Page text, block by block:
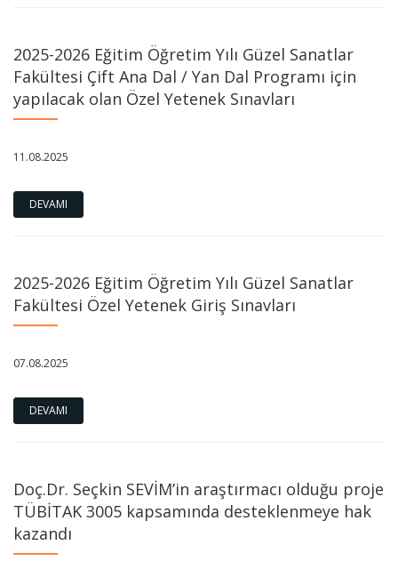
2025-2026 Eğitim Öğretim Yılı Güzel Sanatlar
Fakültesi Çift Ana Dal / Yan Dal Programı için
yapılacak olan Özel Yetenek Sınavları
11.08.2025
DEVAMI
2025-2026 Eğitim Öğretim Yılı Güzel Sanatlar
Fakültesi Özel Yetenek Giriş Sınavları
07.08.2025
DEVAMI
Doç.Dr. Seçkin SEVİM’in araştırmacı olduğu proje
TÜBİTAK 3005 kapsamında desteklenmeye hak
kazandı